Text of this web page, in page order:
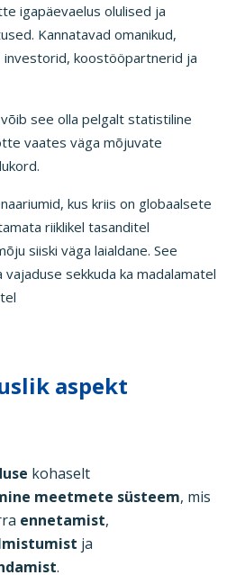
igapäevaelus olulised ja
Kannatavad omanikud,
investorid, koostööpartnerid ja
see olla pelgalt statistiline
vaates väga mõjuvate
kus kriis on globaalsete
riiklikel tasanditel
siiski väga laialdane. See
sekkuda ka madalamatel
aspekt
kohaselt
meetmete süsteem, mis
ennetamist,
ja
.